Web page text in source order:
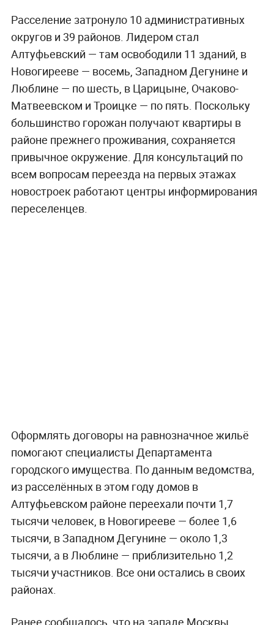
Расселение затронуло 10 административных
округов и 39 районов. Лидером стал
Алтуфьевский — там освободили 11 зданий, в
Новогирееве — восемь, Западном Дегунине и
Люблине — по шесть, в Царицыне, Очаково-
Матвеевском и Троицке — по пять. Поскольку
большинство горожан получают квартиры в
районе прежнего проживания, сохраняется
привычное окружение. Для консультаций по
всем вопросам переезда на первых этажах
новостроек работают центры информирования
переселенцев.
Оформлять договоры на равнозначное жильё
помогают специалисты Департамента
городского имущества. По данным ведомства,
из расселённых в этом году домов в
Алтуфьевском районе переехали почти 1,7
тысячи человек, в Новогирееве — более 1,6
тысячи, в Западном Дегунине — около 1,3
тысячи, а в Люблине — приблизительно 1,2
тысячи участников. Все они остались в своих
районах.